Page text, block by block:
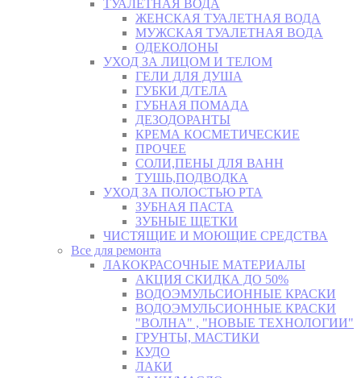
ТУАЛЕТНАЯ ВОДА
ЖЕНСКАЯ ТУАЛЕТНАЯ ВОДА
МУЖСКАЯ ТУАЛЕТНАЯ ВОДА
ОДЕКОЛОНЫ
УХОД ЗА ЛИЦОМ И ТЕЛОМ
ГЕЛИ ДЛЯ ДУША
ГУБКИ Д/ТЕЛА
ГУБНАЯ ПОМАДА
ДЕЗОДОРАНТЫ
КРЕМА КОСМЕТИЧЕСКИЕ
ПРОЧЕЕ
СОЛИ,ПЕНЫ ДЛЯ ВАНН
ТУШЬ,ПОДВОДКА
УХОД ЗА ПОЛОСТЬЮ РТА
ЗУБНАЯ ПАСТА
ЗУБНЫЕ ЩЕТКИ
ЧИСТЯЩИЕ И МОЮЩИЕ СРЕДСТВА
Все для ремонта
ЛАКОКРАСОЧНЫЕ МАТЕРИАЛЫ
АКЦИЯ СКИДКА ДО 50%
ВОДОЭМУЛЬСИОННЫЕ КРАСКИ
ВОДОЭМУЛЬСИОННЫЕ КРАСКИ
"ВОЛНА" , "НОВЫЕ ТЕХНОЛОГИИ"
ГРУНТЫ, МАСТИКИ
КУДО
ЛАКИ